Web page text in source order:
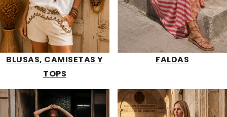
BLUSAS, CAMISETAS Y
TOPS
FALDAS